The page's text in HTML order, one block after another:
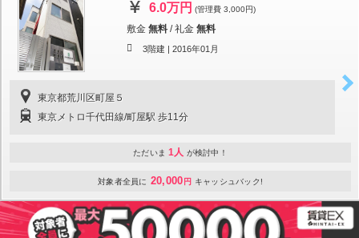
6.0万円 (管理費 3,000円)
敷金 無料 /礼金 無料
3階建 | 2016年01月
東京都荒川区町屋５
東京メトロ千代田線/町屋駅 歩11分
ただいま 1人 が検討中！
対象者全員に 20,000 円 キャッシュバック!